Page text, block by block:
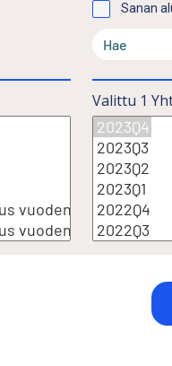
Sanan
Valittu 1